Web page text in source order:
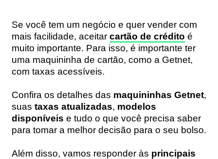
Se você tem um negócio e quer vender com
mais facilidade, aceitar cartão de crédito é
muito importante. Para isso, é importante ter
uma maquininha de cartão, como a Getnet,
com taxas acessíveis.
Confira os detalhes das maquininhas Getnet,
suas taxas atualizadas, modelos
disponíveis e tudo o que você precisa saber
para tomar a melhor decisão para o seu bolso.
Além disso, vamos responder às principais